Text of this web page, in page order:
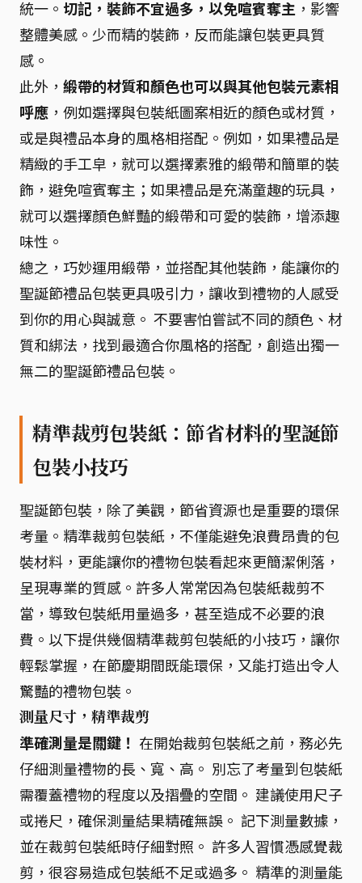
統一。 切記，裝飾不宜過多，以免喧賓奪主 ，影響
整體美感。少而精的裝飾，反而能讓包裝更具質
感。
此外， 緞帶的材質和顏色也可以與其他包裝元素相
呼應 ，例如選擇與包裝紙圖案相近的顏色或材質，
或是與禮品本身的風格相搭配。例如，如果禮品是
精緻的手工皁，就可以選擇素雅的緞帶和簡單的裝
飾，避免喧賓奪主；如果禮品是充滿童趣的玩具，
就可以選擇顏色鮮豔的緞帶和可愛的裝飾，增添趣
味性。
總之，巧妙運用緞帶，並搭配其他裝飾，能讓你的
聖誕節禮品包裝更具吸引力，讓收到禮物的人感受
到你的用心與誠意。 不要害怕嘗試不同的顏色、材
質和綁法，找到最適合你風格的搭配，創造出獨一
無二的聖誕節禮品包裝。
精準裁剪包裝紙：節省材料的聖誕節
包裝小技巧
聖誕節包裝，除了美觀，節省資源也是重要的環保
考量。精準裁剪包裝紙，不僅能避免浪費昂貴的包
裝材料，更能讓你的禮物包裝看起來更簡潔俐落，
呈現專業的質感。許多人常常因為包裝紙裁剪不
當，導致包裝紙用量過多，甚至造成不必要的浪
費。以下提供幾個精準裁剪包裝紙的小技巧，讓你
輕鬆掌握，在節慶期間既能環保，又能打造出令人
驚豔的禮物包裝。
測量尺寸，精準裁剪
準確測量是關鍵！ 在開始裁剪包裝紙之前，務必先
仔細測量禮物的長、寬、高。 別忘了考量到包裝紙
需覆蓋禮物的程度以及摺疊的空間。 建議使用尺子
或捲尺，確保測量結果精確無誤。 記下測量數據，
並在裁剪包裝紙時仔細對照。 許多人習慣憑感覺裁
剪，很容易造成包裝紙不足或過多。 精準的測量能